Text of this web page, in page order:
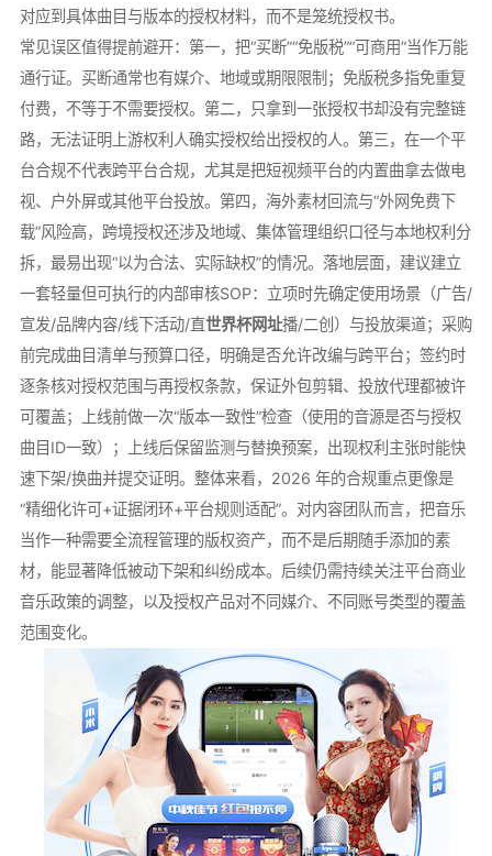
对应到具体曲目与版本的授权材料，而不是笼统授权书。
常见误区值得提前避开：第一，把“买断”“免版税”“可商用”当作万能
通行证。买断通常也有媒介、地域或期限限制；免版税多指免重复
付费，不等于不需要授权。第二，只拿到一张授权书却没有完整链
路，无法证明上游权利人确实授权给出授权的人。第三，在一个平
台合规不代表跨平台合规，尤其是把短视频平台的内置曲拿去做电
视、户外屏或其他平台投放。第四，海外素材回流与“外网免费下
载”风险高，跨境授权还涉及地域、集体管理组织口径与本地权利分
拆，最易出现“以为合法、实际缺权”的情况。落地层面，建议建立
一套轻量但可执行的内部审核SOP：立项时先确定使用场景（广告/
宣发/品牌内容/线下活动/直世界杯网址播/二创）与投放渠道；采购
前完成曲目清单与预算口径，明确是否允许改编与跨平台；签约时
逐条核对授权范围与再授权条款，保证外包剪辑、投放代理都被许
可覆盖；上线前做一次“版本一致性”检查（使用的音源是否与授权
曲目ID一致）；上线后保留监测与替换预案，出现权利主张时能快
速下架/换曲并提交证明。整体来看，2026 年的合规重点更像是
“精细化许可+证据闭环+平台规则适配”。对内容团队而言，把音乐
当作一种需要全流程管理的版权资产，而不是后期随手添加的素
材，能显著降低被动下架和纠纷成本。后续仍需持续关注平台商业
音乐政策的调整，以及授权产品对不同媒介、不同账号类型的覆盖
范围变化。